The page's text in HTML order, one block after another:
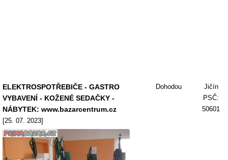
ELEKTROSPOTŘEBIČE - GASTRO
VYBAVENÍ - KOŽENÉ SEDAČKY -
NÁBYTEK: www.bazarcentrum.cz
[25. 07. 2023]
Dohodou
Jičín
PSČ:
50601